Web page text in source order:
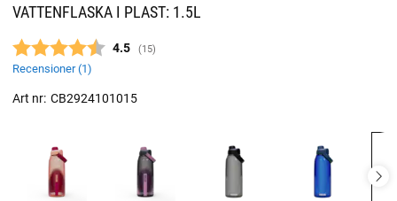
VATTENFLASKA I PLAST: 1.5L
Snittbetyg:
4.5 (röster:
15)
Recensioner (1)
Art nr: CB2924101015